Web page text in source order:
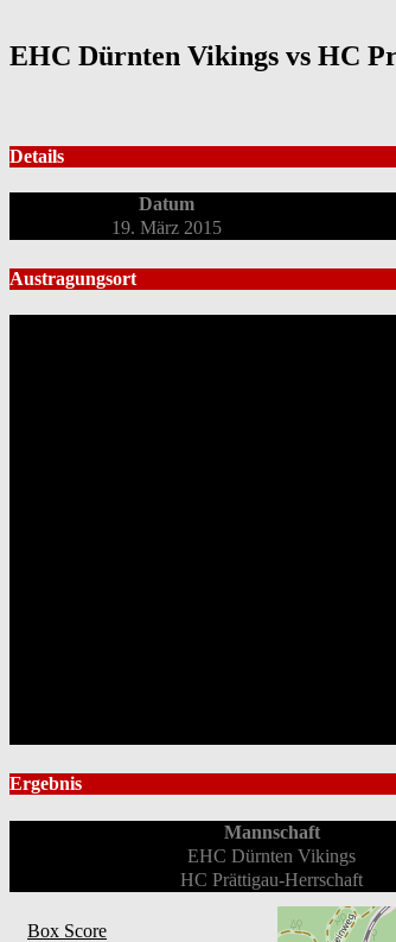
EHC Dürnten Vikings vs HC
Details
Datum
19. März 2015
Austragungsort
Ergebnis
Mannschaft
EHC Dürnten Vikings
HC Prättigau-Herrschaft
Box Score